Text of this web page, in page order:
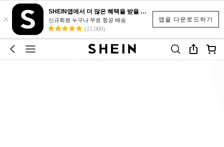
앱을 다운로드하기
×
SHEIN앱에서 더 많은 혜택을 받을 수 있어요.
신규회원 누구나 무료 항공 배송
(11,000)